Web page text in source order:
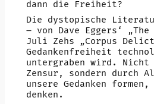
dann die Freiheit?
Die dystopische
– von Dave Eggers‘
Juli Zehs „Corpus
Gedankenfreiheit
untergraben wird. Nicht
Zensur, sondern durch
unsere Gedanken
denken.